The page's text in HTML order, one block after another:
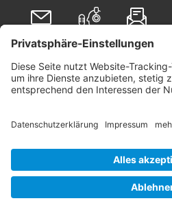
Folgen Sie uns auf
Linkedin
© 2026 Germany Trade & Invest